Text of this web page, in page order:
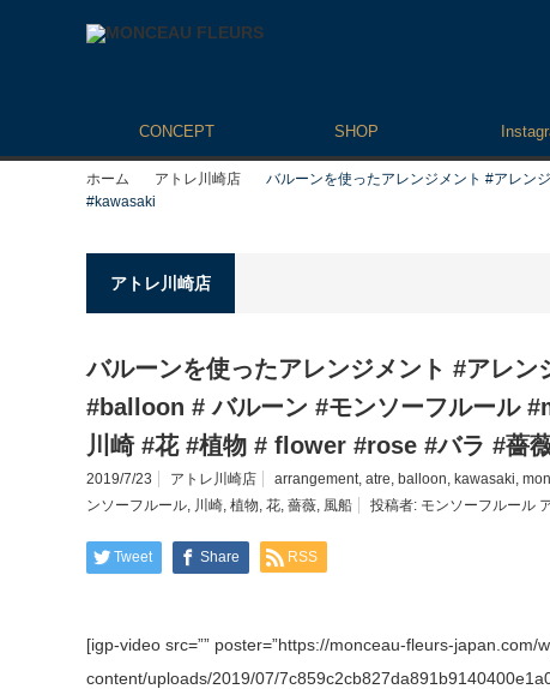
CONCEPT SHOP
ホーム アトレ川崎店
バルーンを使ったアレンジメント #アレン
#kawasaki
アトレ川崎店
バルーンを使ったアレンジメント #アレ
#balloon # バルーン #モンソーフルール
川崎 #花 #植物 # flower #rose #バラ #薔
2019/7/23 アトレ川崎店 arrangement, atre, balloon, kawasaki,
ンソーフルール, 川崎, 植物, 花, 薔薇, 風船 投稿者: モンソーフルール
Tweet Share RSS
[igp-video src=”” poster=”https://monceau-fleurs-japan.com/
content/uploads/2019/07/